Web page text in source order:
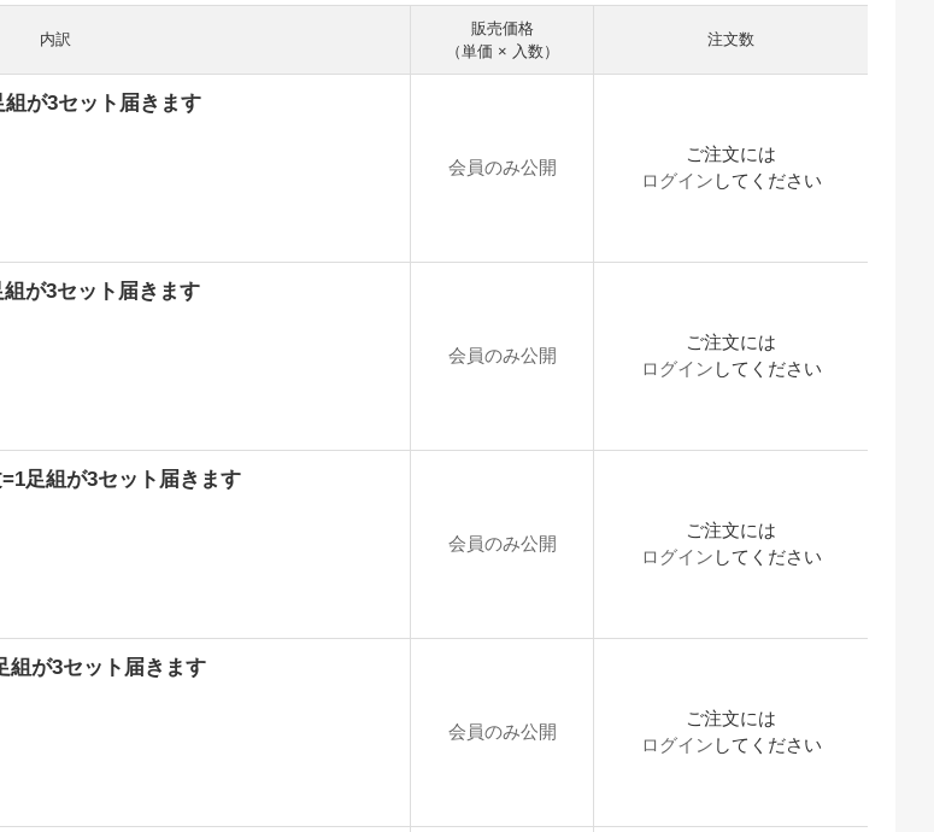
内訳
販売価格
（単価 × 入数）
注文数
が3セット届きます
会員のみ公開
ご注文には
ログイン してください
が3セット届きます
会員のみ公開
ご注文には
ログイン してください
足組が3セット届きます
会員のみ公開
ご注文には
ログイン してください
が3セット届きます
会員のみ公開
ご注文には
ログイン してください